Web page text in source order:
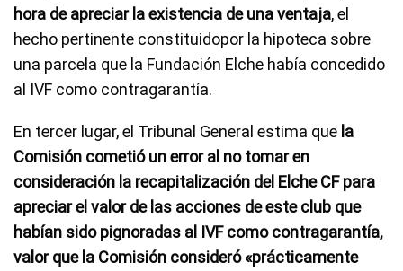
hora de apreciar la existencia de una ventaja, el
hecho pertinente constituidopor la hipoteca sobre
una parcela que la Fundación Elche había concedido
al IVF como contragarantía.
En tercer lugar, el Tribunal General estima que la
Comisión cometió un error al no tomar en
consideración la recapitalización del Elche CF para
apreciar el valor de las acciones de este club que
habían sido pignoradas al IVF como contragarantía,
valor que la Comisión consideró «prácticamente